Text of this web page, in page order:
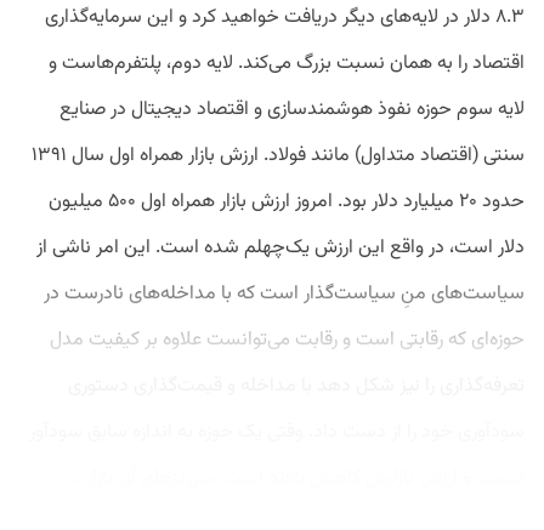
۸.۳ دلار در لایه‌های دیگر دریافت خواهید کرد و این سرمایه‌گذاری
اقتصاد را به همان نسبت بزرگ می‌کند. لایه دوم، پلتفرم‌هاست و
لایه سوم حوزه نفوذ هوشمندسازی و اقتصاد دیجیتال در صنایع
سنتی (اقتصاد متداول) مانند فولاد. ارزش بازار همراه اول سال ۱۳۹۱
حدود ۲۰ میلیارد دلار بود. امروز ارزش بازار همراه اول ۵۰۰ میلیون
دلار است، در واقع این ارزش یک‌چهلم شده است. این امر ناشی از
سیاست‌های منِ سیاست‌گذار است که با مداخله‌های نادرست در
حوزه‌ای که رقابتی است و رقابت می‌توانست علاوه بر کیفیت مدل